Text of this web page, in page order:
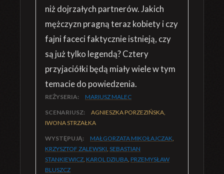
niż dojrzałych partnerów. Jakich
mężczyzn pragną teraz kobiety i czy
fajni faceci faktycznie istnieją, czy
są już tylko legendą? Cztery
przyjaciółki będą miały wiele w tym
temacie do powiedzenia.
REŻYSERIA: MARIUSZ MALEC
SCENARIUSZ:
AGNIESZKA PORZEZIŃSKA,
IWONA STRZAŁKA
WYSTĘPUJĄ: MAŁGORZATA MIKOŁAJCZAK,
KRZYSZTOF ZALEWSKI, SEBASTIAN
STANKIEWICZ, KAROL DZIUBA, PRZEMYSŁAW
BLUSZCZ